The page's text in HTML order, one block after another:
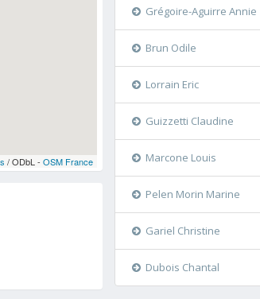
/ ODbL - OSM France
Grégoire-Aguirre Annie
Brun Odile
Lorrain Eric
Guizzetti Claudine
Marcone Louis
Pelen Morin Marine
Gariel Christine
Dubois Chantal